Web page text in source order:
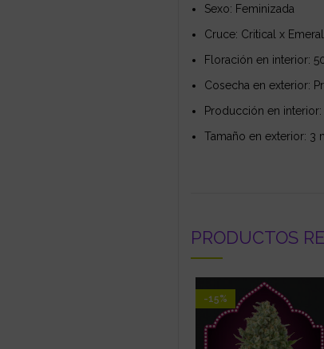
Sexo: Feminizada
Cruce: Critical x
Floración en interior: 50
Cosecha en exterior:
Producción en interior:
Tamaño en exterior: 3
PRODUCTOS
-15%